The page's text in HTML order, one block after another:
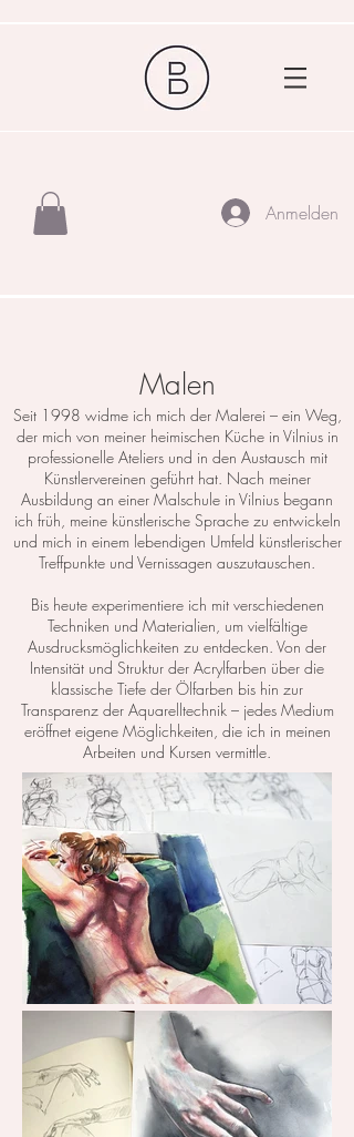
Anmelden
Malen
Seit 1998 widme ich mich der Malerei – ein Weg,
der mich von meiner heimischen Küche in Vilnius in
professionelle Ateliers und in den Austausch mit
Künstlervereinen geführt hat. Nach meiner
Ausbildung an einer Malschule in Vilnius begann
ich früh, meine künstlerische Sprache zu entwickeln
und mich in einem lebendigen Umfeld künstlerischer
Treffpunkte und Vernissagen auszutauschen.
Bis heute experimentiere ich mit verschiedenen
Techniken und Materialien, um vielfältige
Ausdrucksmöglichkeiten zu entdecken. Von der
Intensität und Struktur der Acrylfarben über die
klassische Tiefe der Ölfarben bis hin zur
Transparenz der Aquarelltechnik – jedes Medium
eröffnet eigene Möglichkeiten, die ich in meinen
Arbeiten und Kursen vermittle.